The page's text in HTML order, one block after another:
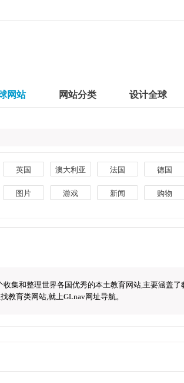
网站 网站分类 设计全球
英国 澳大利亚 法国 德国
巴西 埃及 印度 泰国
图片 游戏 新闻 购物
集和整理世界各国优秀的本土教育网站,主要涵盖
教育类网站,就上GLnav网址导航。